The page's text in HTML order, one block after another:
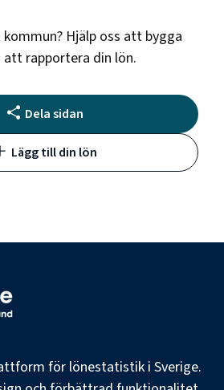
kommun? Hjälp oss att bygga
att rapportera din lön.
Dela sidan
Lägg till din lön
för lönestatistik i Sverige.